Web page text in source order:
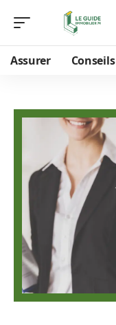
Assurer Conseils